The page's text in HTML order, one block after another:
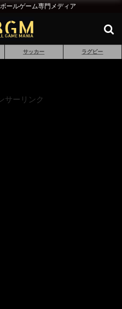
ールゲーム専門メディア
サッカー ラグビー
サーリンク